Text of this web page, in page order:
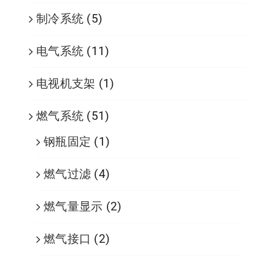
制冷系统 (5)
电气系统 (11)
电视机支架 (1)
燃气系统 (51)
钢瓶固定 (1)
燃气过滤 (4)
燃气量显示 (2)
燃气接口 (2)